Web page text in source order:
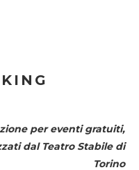
per eventi gratuiti,
dal Teatro Stabile di
Torino